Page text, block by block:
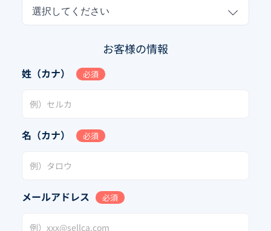
選択してください
お客様の情報
姓（カナ） 必須
名（カナ） 必須
メールアドレス 必須